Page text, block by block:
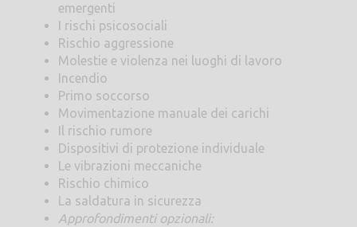
emergenti
I rischi psicosociali
Rischio aggressione
Molestie e violenza nei luoghi di lavoro
Incendio
Primo soccorso
Movimentazione manuale dei carichi
Il rischio rumore
Dispositivi di protezione individuale
Le vibrazioni meccaniche
Rischio chimico
La saldatura in sicurezza
Approfondimenti opzionali: